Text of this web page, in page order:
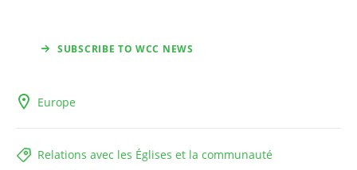
SUBSCRIBE TO WCC NEWS
Europe
Relations avec les Églises et la communauté